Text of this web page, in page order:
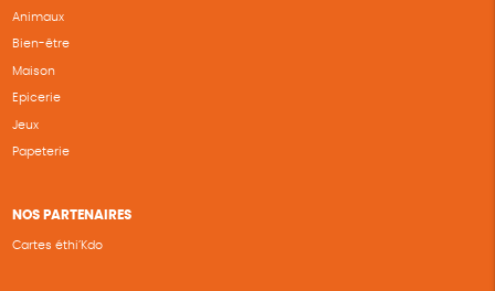
Animaux
Bien-être
Maison
Epicerie
Jeux
Papeterie
NOS PARTENAIRES
Cartes éthi’Kdo